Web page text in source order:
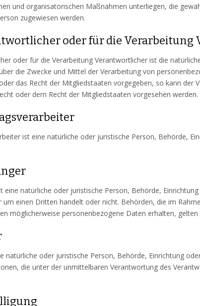
und organisatorischen Maßnahmen unterliegen, die
zugewiesen werden.
oder für die
oder für die Verarbeitung Verantwortlicher ist die
die Zwecke und Mittel der Verarbeitung von
das Recht der Mitgliedstaaten vorgegeben, so kann
oder dem Recht der Mitgliedstaaten vorgesehen werden.
ist eine natürliche oder juristische Person, Behörde,
eine natürliche oder juristische Person, Behörde,
um einen Dritten handelt oder nicht. Behörden, die im
möglicherweise personenbezogene Daten erhalten,
natürliche oder juristische Person, Behörde, Einrichtung
die unter der unmittelbaren Verantwortung des